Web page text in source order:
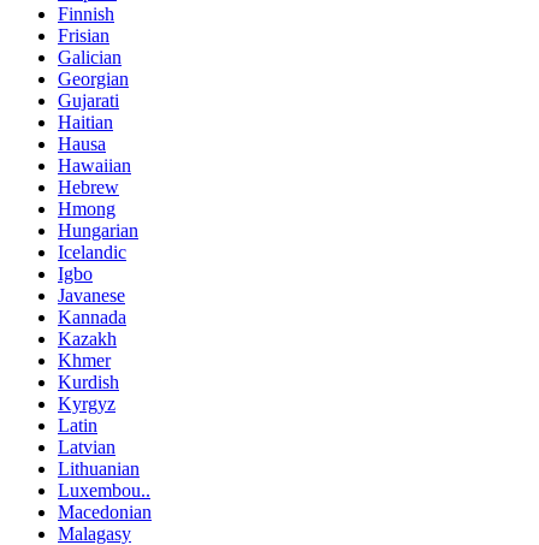
Finnish
Frisian
Galician
Georgian
Gujarati
Haitian
Hausa
Hawaiian
Hebrew
Hmong
Hungarian
Icelandic
Igbo
Javanese
Kannada
Kazakh
Khmer
Kurdish
Kyrgyz
Latin
Latvian
Lithuanian
Luxembou..
Macedonian
Malagasy